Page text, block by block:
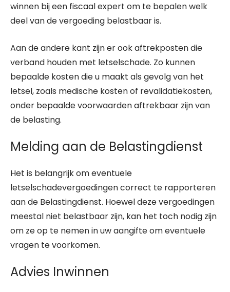
winnen bij een fiscaal expert om te bepalen welk
deel van de vergoeding belastbaar is.
Aan de andere kant zijn er ook aftrekposten die
verband houden met letselschade. Zo kunnen
bepaalde kosten die u maakt als gevolg van het
letsel, zoals medische kosten of revalidatiekosten,
onder bepaalde voorwaarden aftrekbaar zijn van
de belasting.
Melding aan de Belastingdienst
Het is belangrijk om eventuele
letselschadevergoedingen correct te rapporteren
aan de Belastingdienst. Hoewel deze vergoedingen
meestal niet belastbaar zijn, kan het toch nodig zijn
om ze op te nemen in uw aangifte om eventuele
vragen te voorkomen.
Advies Inwinnen